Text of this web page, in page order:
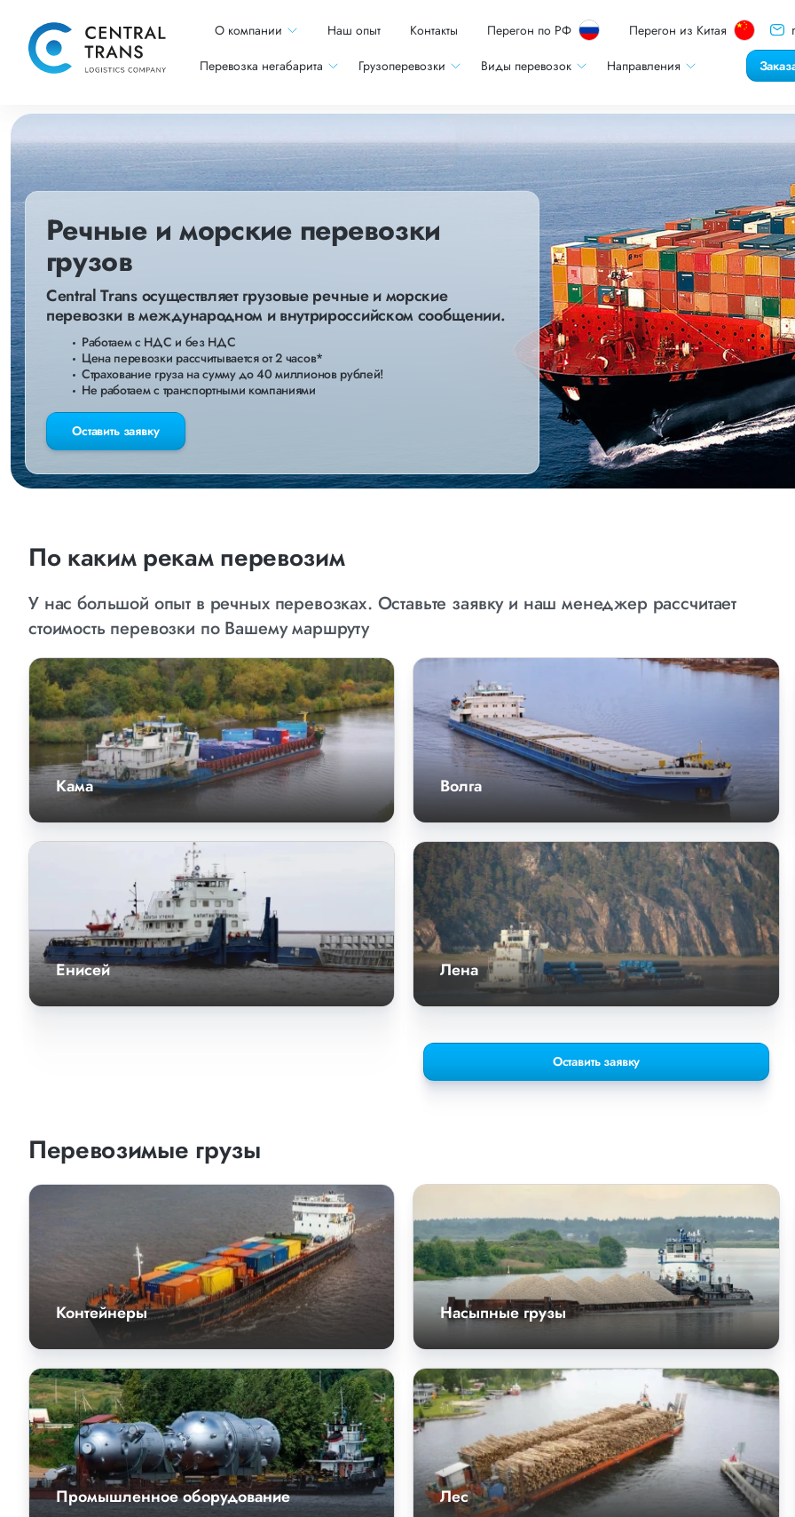
О компании Наш опыт Контакты Перегон по РФ Перегон из Китая
Перевозка негабарита Грузоперевозки Виды перевозок Направления
Речные и морские перевозки
грузов
Central Trans осуществляет грузовые речные и морские
перевозки в международном и внутрироссийском сообщении.
Работаем с НДС и без НДС
Цена перевозки рассчитывается от 2 часов*
Страхование груза на сумму до 40 миллионов рублей!
Не работаем с транспортными компаниями
Оставить заявку
По каким рекам перевозим
У нас большой опыт в речных перевозках. Оставьте заявку и наш менеджер рассчитает
стоимость перевозки по Вашему маршруту
Кама Волга
Енисей Лена
Оставить заявку
Перевозимые грузы
Контейнеры Насыпные грузы
Промышленное оборудование Лес